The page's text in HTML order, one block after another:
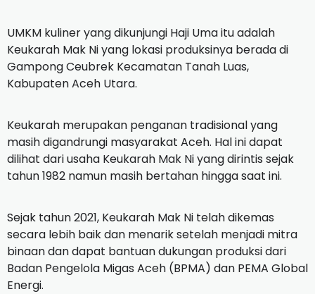
UMKM kuliner yang dikunjungi Haji Uma itu adalah
Keukarah Mak Ni yang lokasi produksinya berada di
Gampong Ceubrek Kecamatan Tanah Luas,
Kabupaten Aceh Utara.
Keukarah merupakan penganan tradisional yang
masih digandrungi masyarakat Aceh. Hal ini dapat
dilihat dari usaha Keukarah Mak Ni yang dirintis sejak
tahun 1982 namun masih bertahan hingga saat ini.
Sejak tahun 2021, Keukarah Mak Ni telah dikemas
secara lebih baik dan menarik setelah menjadi mitra
binaan dan dapat bantuan dukungan produksi dari
Badan Pengelola Migas Aceh (BPMA) dan PEMA Global
Energi.